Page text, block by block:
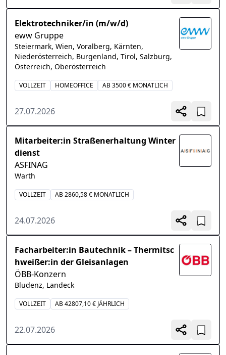
Elektrotechniker/in (m/w/d)
eww Gruppe
Steiermark, Wien, Voralberg, Kärnten,
Niederösterreich, Burgenland, Tirol, Salzburg,
Österreich, Oberösterreich
VOLLZEIT HOMEOFFICE AB 3500 € MONATLICH
27.07.2026
Mitarbeiter:in Straßenerhaltung Winter
dienst
ASFINAG
Warth
VOLLZEIT AB 2860,58 € MONATLICH
24.07.2026
Facharbeiter:in Bautechnik – Thermitsc
hweißer:in der Gleisanlagen
ÖBB-Konzern
Bludenz, Landeck
VOLLZEIT AB 42807,10 € JÄHRLICH
22.07.2026